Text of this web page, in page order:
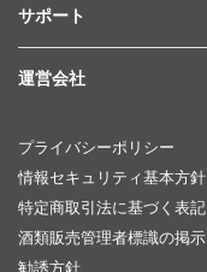
サポート
運営会社
プライバシーポリシー
情報セキュリティ基本方針
特定商取引法に基づく表記
酒類販売管理者標識の掲示
勧誘方針